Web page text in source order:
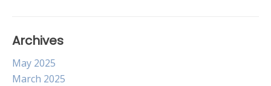
Archives
May 2025
March 2025